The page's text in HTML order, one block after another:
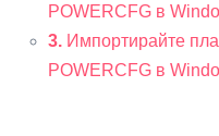
POWERCFG в
3. Импортирайте
POWERCFG в